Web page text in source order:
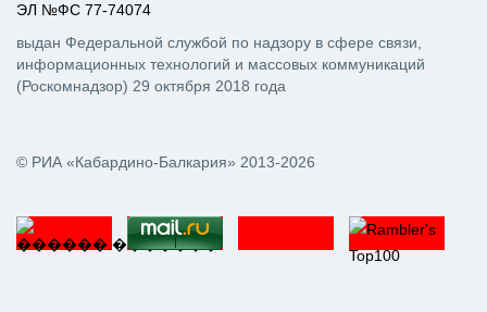
© РИА «Кабардино-Балкария» 2013-2026
ЭЛ №ФС 77-74074
выдан Федеральной службой по надзору в сфере связи,
информационных технологий и массовых коммуникаций
(Роскомнадзор) 29 октября 2018 года